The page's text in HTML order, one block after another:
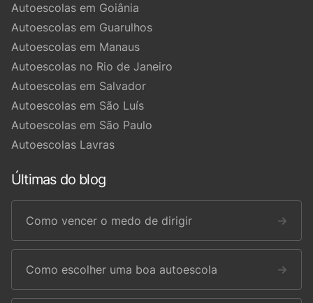
Autoescolas em Goiânia
Autoescolas em Guarulhos
Autoescolas em Manaus
Autoescolas no Rio de Janeiro
Autoescolas em Salvador
Autoescolas em São Luís
Autoescolas em São Paulo
Autoescolas Lavras
Últimas do blog
Como vencer o medo de dirigir →
Como escolher uma boa autoescola →